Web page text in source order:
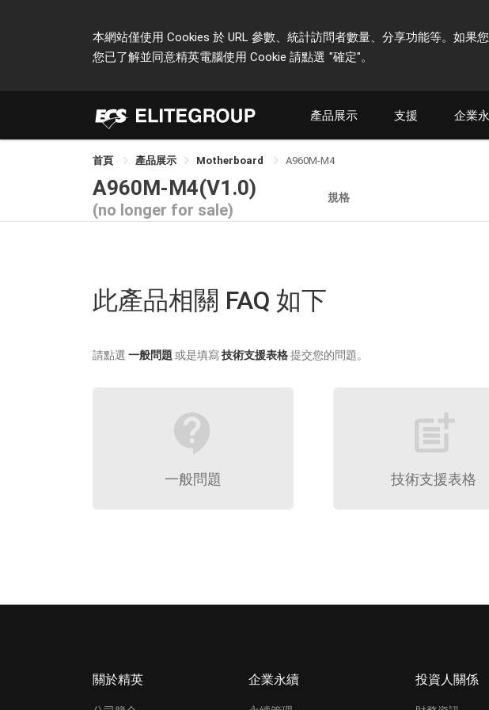
本網站僅使用 Cookies 於 URL 參數、統計訪問者數量、分享功能等。如果
您已了解並同意精英電腦使用 Cookie 請點選 "確定"。
產品展示 支援 企業
首頁 產品展示 Motherboard A960M-M4
A960M-M4(V1.0)
(no longer for sale)
規格
此產品相關 FAQ 如下
請點選 一般問題 或是填寫技術支援表格提交您的問題。
contact_support
一般問題
post_add
技術支援表格
關於精英 企業永續 投資人關係